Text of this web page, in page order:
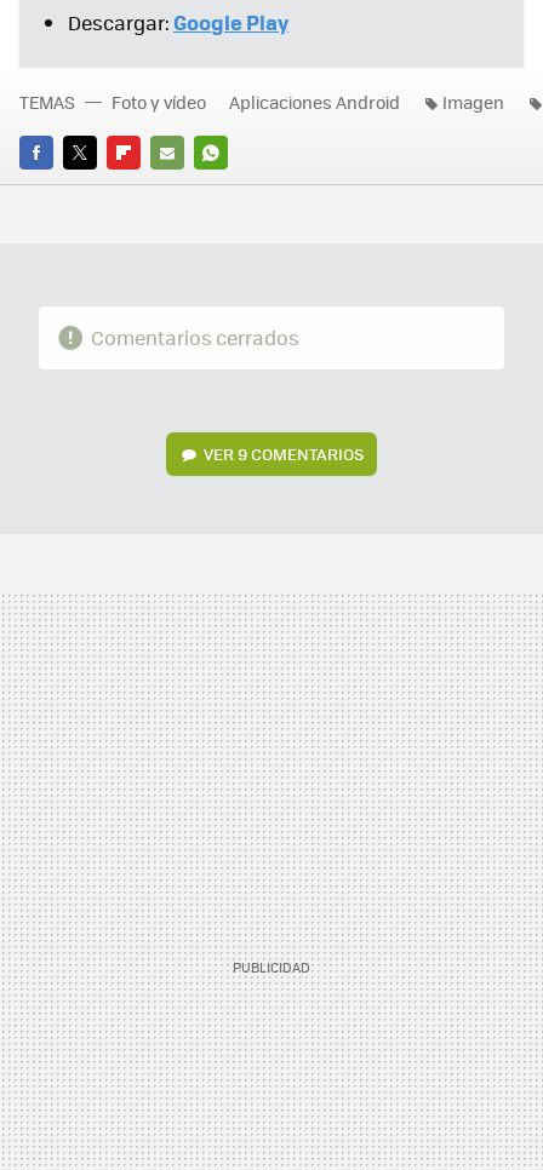
Descargar: Google Play
FACEBOOK
TWITTERFLIPBOARD
E-
WHATSAPP
TEMAS Foto y vídeo Aplicaciones Android Imagen
Comentarios cerrados
VER9 COMENTARIOS